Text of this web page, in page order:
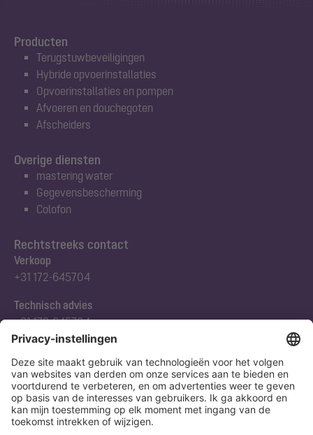
Producten
Terugstuwbeveiligingen
Hybride opvoerinstallaties
Opvoerinstallaties en pompen
Afvoeren en douchegoten
Afscheiders
Rechtstreeks contact
Verkoop
+31 172-645704
Technisch advies
+31 172-645704
Abonneert u zich op onze nieuwsbrief
Nu aanmelden
Overige diensten
mastering water
Gegevensbescherming
Colofon